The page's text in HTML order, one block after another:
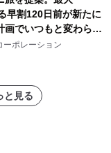
早割120日前が新たに
画でいつもと変わらぬ
夕日ヶ浦温泉「佳松
ー
ーポレーション
と見る